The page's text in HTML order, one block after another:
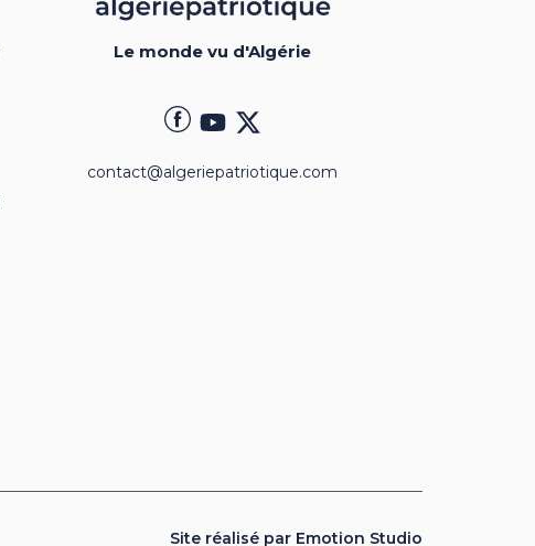
Le monde vu d'Algérie
contact@algeriepatriotique.com
Site réalisé par Emotion Studio